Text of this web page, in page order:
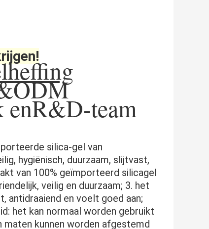
enR&D-team
silica-gel van
hygiënisch, duurzaam, slijtvast,
van 100% geïmporteerd silicagel
veilig en duurzaam; 3. het
antidraaiend en voelt goed aan;
het kan normaal worden gebruikt
maten kunnen worden afgestemd